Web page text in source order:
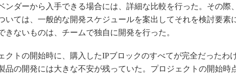
Bluetooth mesh入門
最新記事一覧
計測器メーカーから見た5G
USB Type-Cの登場で評価試験はど
ンダーから入手できる場合には、詳細な比較を行った。その際
いては、一般的な開発スケジュールを案出してそれを検討要素
きないものは、チームで独自に開発を行った。
クトの開始時に、購入したIPブロックのすべてが完全だったわ
品の開発には大きな不安が残っていた。プロジェクトの開始時